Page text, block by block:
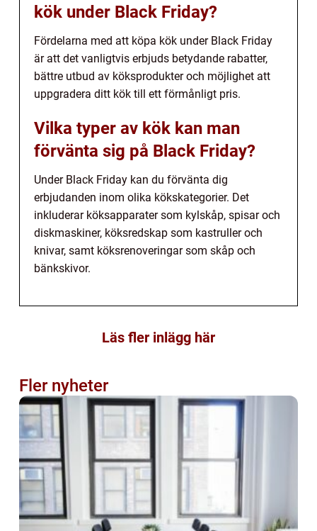
kök under Black Friday?
Fördelarna med att köpa kök under Black Friday
är att det vanligtvis erbjuds betydande rabatter,
bättre utbud av köksprodukter och möjlighet att
uppgradera ditt kök till ett förmånligt pris.
Vilka typer av kök kan man
förvänta sig på Black Friday?
Under Black Friday kan du förvänta dig
erbjudanden inom olika kökskategorier. Det
inkluderar köksapparater som kylskåp, spisar och
diskmaskiner, köksredskap som kastruller och
knivar, samt köksrenoveringar som skåp och
bänkskivor.
Läs fler inlägg här
Fler nyheter